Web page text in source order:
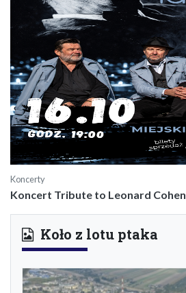
Koncerty
Koncert Tribute to Leonard Cohen
Koło z lotu ptaka